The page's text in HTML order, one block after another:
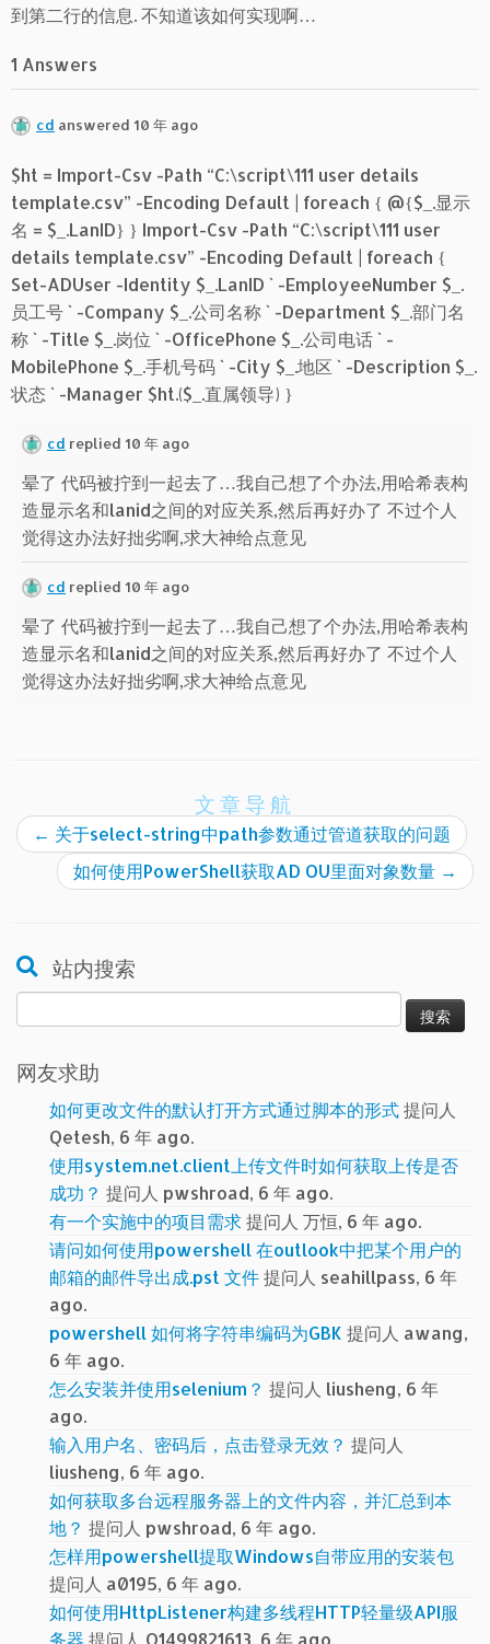
到第二行的信息. 不知道该如何实现啊…
1 Answers
cd answered 10 年 ago
$ht = Import-Csv -Path “C:\script\111 user details
template.csv” -Encoding Default | foreach { @{$_.显示
名 = $_.LanID} } Import-Csv -Path “C:\script\111 user
details template.csv” -Encoding Default | foreach {
Set-ADUser -Identity $_.LanID ` -EmployeeNumber $_.
员工号 ` -Company $_.公司名称 ` -Department $_.部门名
称 ` -Title $_.岗位 ` -OfficePhone $_.公司电话 ` -
MobilePhone $_.手机号码 ` -City $_.地区 ` -Description $_.
状态 ` -Manager $ht.($_.直属领导) }
cd replied 10 年 ago
晕了 代码被拧到一起去了…我自己想了个办法,用哈希表构
造显示名和lanid之间的对应关系,然后再好办了 不过个人
觉得这办法好拙劣啊,求大神给点意见
cd replied 10 年 ago
晕了 代码被拧到一起去了…我自己想了个办法,用哈希表构
造显示名和lanid之间的对应关系,然后再好办了 不过个人
觉得这办法好拙劣啊,求大神给点意见
文章导航
← 关于select-string中path参数通过管道获取的问题
如何使用PowerShell获取AD OU里面对象数量 →
站内搜索
索：
网友求助
如何更改文件的默认打开方式通过脚本的形式提问人
Qetesh, 6 年 ago.
使用system.net.client上传文件时如何获取上传是否
成功？ 提问人 pwshroad, 6 年 ago.
有一个实施中的项目需求提问人 万恒, 6 年 ago.
请问如何使用powershell 在outlook中把某个用户的
邮箱的邮件导出成.pst 文件提问人 seahillpass, 6 年
ago.
powershell 如何将字符串编码为GBK 提问人 awang,
6 年 ago.
怎么安装并使用selenium？ 提问人 liusheng, 6 年
ago.
输入用户名、密码后，点击登录无效？ 提问人
liusheng, 6 年 ago.
如何获取多台远程服务器上的文件内容，并汇总到本
地？ 提问人 pwshroad, 6 年 ago.
怎样用powershell提取Windows自带应用的安装包
提问人 a0195, 6 年 ago.
如何使用HttpListener构建多线程HTTP轻量级API服
务器 提问人 Q1499821613, 6 年 ago.